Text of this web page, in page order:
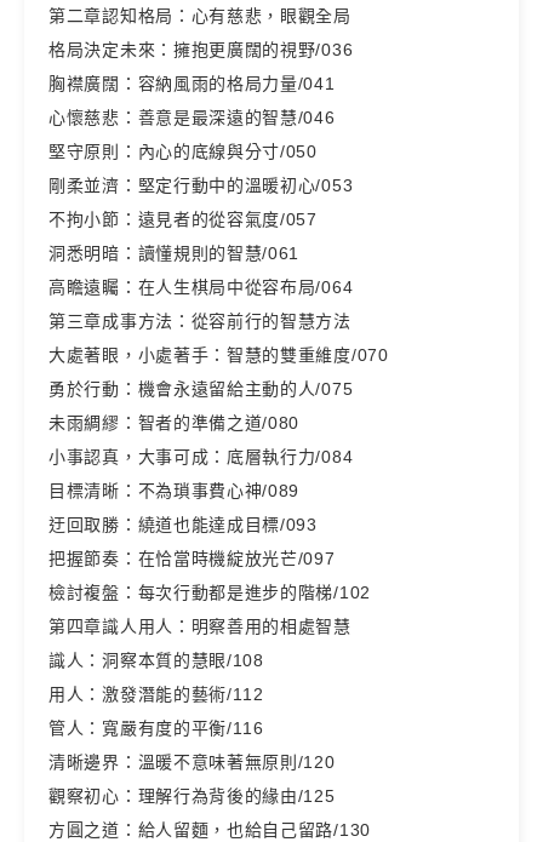
第二章認知格局：心有慈悲，眼觀全局
格局決定未來：擁抱更廣闊的視野/036
胸襟廣闊：容納風雨的格局力量/041
心懷慈悲：善意是最深遠的智慧/046
堅守原則：內心的底線與分寸/050
剛柔並濟：堅定行動中的溫暖初心/053
不拘小節：遠見者的從容氣度/057
洞悉明暗：讀懂規則的智慧/061
高瞻遠矚：在人生棋局中從容布局/064
第三章成事方法：從容前行的智慧方法
大處著眼，小處著手：智慧的雙重維度/070
勇於行動：機會永遠留給主動的人/075
未雨綢繆：智者的準備之道/080
小事認真，大事可成：底層執行力/084
目標清晰：不為瑣事費心神/089
迂回取勝：繞道也能達成目標/093
把握節奏：在恰當時機綻放光芒/097
檢討複盤：每次行動都是進步的階梯/102
第四章識人用人：明察善用的相處智慧
識人：洞察本質的慧眼/108
用人：激發潛能的藝術/112
管人：寬嚴有度的平衡/116
清晰邊界：溫暖不意味著無原則/120
觀察初心：理解行為背後的緣由/125
方圓之道：給人留麵，也給自己留路/130